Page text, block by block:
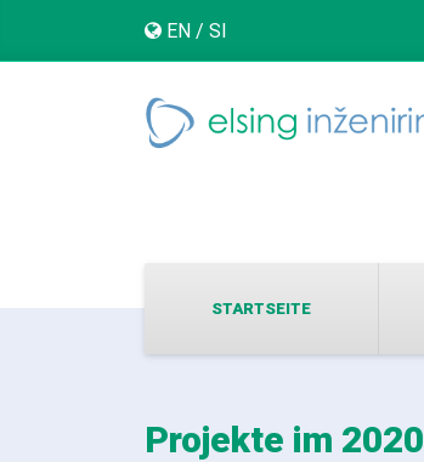
EN/ SI
STARTSEITE
Projekte im 2020